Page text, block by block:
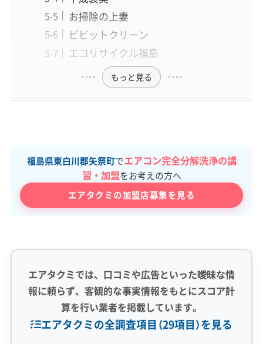
お掃除の上妻
ビビットクリーン
エコリサイクル福島
もっと見る
福島県東白川郡矢祭町でエアコン完全分解洗浄の講
習・加盟をお考えの方へ
エアタクミの加盟店募集を見る
エアタクミでは、口コミや広告といった曖昧な情
報に頼らず、客観的な事実情報をもとにスコア計
算を行い業者を掲載しています。
エアタクミの全調査項目（29項目）を見る